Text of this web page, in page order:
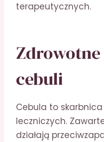
terapeutycznych.
Zdrowotne
cebuli
Cebula to
leczniczych.
działają